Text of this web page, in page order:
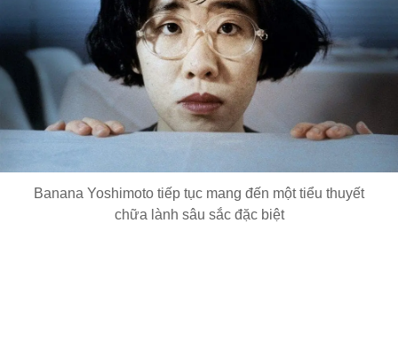
Banana Yoshimoto tiếp tục mang đến một tiểu thuyết
chữa lành sâu sắc đặc biệt